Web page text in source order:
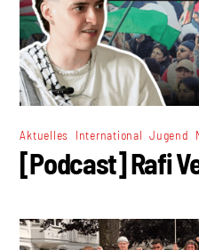
Aktuelles International ,Jugend
[Podcast] Rafi